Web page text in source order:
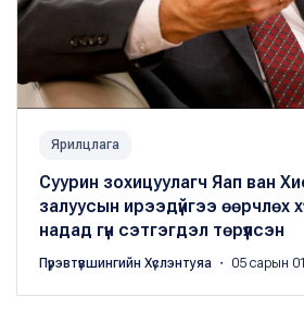
Ярилцлага
Суурин зохицуулагч Яап ван
залуусын ирээдүйгээ өөрчлөх
надад гүн сэтгэгдэл төрүүлсэн
Пүрэвтүвшингийн Хүслэнтуяа ・ 05 сарын